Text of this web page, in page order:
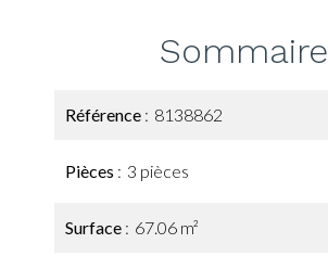
Sommaire
Référence 8138862
Pièces 3 pièces
Surface 67.06 m²